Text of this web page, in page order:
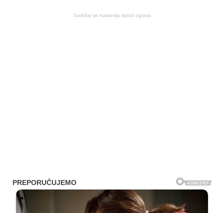
Sadržaj se nastavlja ispod oglasa